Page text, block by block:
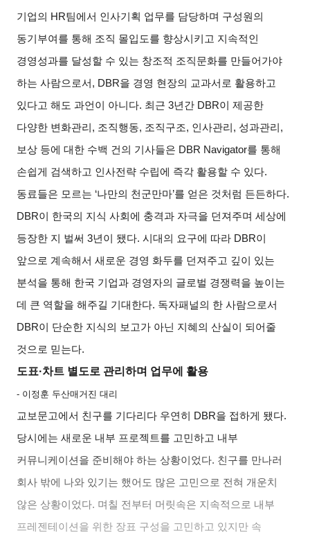
기업의
HR팀에서 인사기획 업무를 담당하며 구성원의
동기부여를 통해 조직 몰입도를 향상시키고 지속적인
경영성과를 달성할 수 있는 창조적 조직문화를 만들어가야
하는 사람으로서 , DBR을 경영 현장의 교과서로 활용하고
있다고 해도 과언이 아니다. 최근 3년간 DBR이 제공한
다양한 변화관리 , 조직행동, 조직구조, 인사관리 , 성과관리 ,
보상 등에 대한 수백 건의 기사들은 DBR Navigator를 통해
손쉽게 검색하고 인사전략 수립에 즉각 활용할 수 있다.
동료들은 모르는 ‘나만의 천군만마’를 얻은 것처럼 든든하다.
DBR이 한국의 지식 사회에 충격과 자극을 던져주며 세상에
등장한 지 벌써 3년이 됐다.시대의 요구에 따라 DBR이
앞으로 계속해서 새로운 경영 화두를 던져주고 깊이 있는
분석을 통해 한국 기업과 경영자의 글로벌 경쟁력을 높이는
데 큰 역할을 해주길 기대한다. 독자패널의 한 사람으로서
DBR이 단순한 지식의 보고가 아닌 지혜의 산실이 되어줄
것으로 믿는다.
도표·차트 별도로 관리하며 업무에 활용
- 이정훈 두산매거진 대리
교보문고에서 친구를 기다리다 우연히 DBR을 접하게 됐다.
당시에는 새로운 내부 프로젝트를 고민하고 내부
커뮤니케이션을 준비해야 하는 상황이었다. 친구를 만나러
회사 밖에 나와 있기는 했어도 많은 고민으로 전혀 개운치
않은 상황이었다. 며칠 전부터 머릿속은 지속적으로 내부
프레젠테이션을 위한 장표 구성을 고민하고 있지만 속